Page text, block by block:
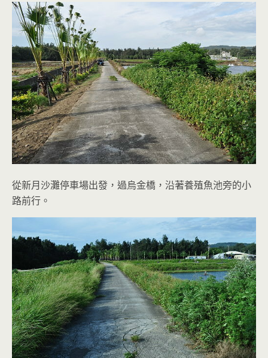
從新月沙灘停車場出發，過烏金橋，沿著養殖魚池旁的小
路前行。